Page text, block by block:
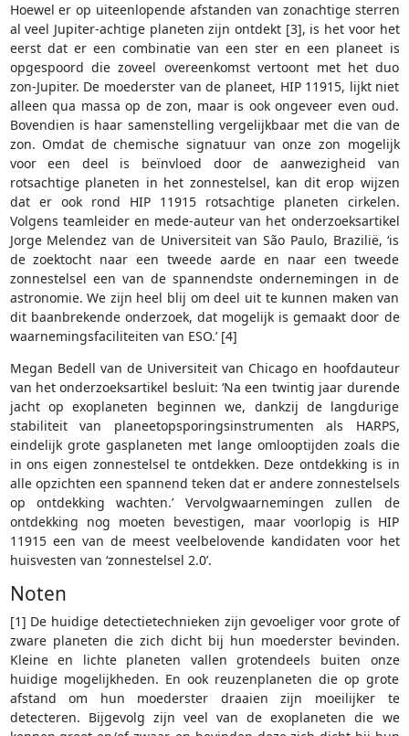
Hoewel er op uiteenlopende afstanden van zonachtige sterren
al veel Jupiter-achtige planeten zijn ontdekt [3], is het voor het
eerst dat er een combinatie van een ster en een planeet is
opgespoord die zoveel overeenkomst vertoont met het duo
zon-Jupiter. De moederster van de planeet, HIP 11915, lijkt niet
alleen qua massa op de zon, maar is ook ongeveer even oud.
Bovendien is haar samenstelling vergelijkbaar met die van de
zon. Omdat de chemische signatuur van onze zon mogelijk
voor een deel is beïnvloed door de aanwezigheid van
rotsachtige planeten in het zonnestelsel, kan dit erop wijzen
dat er ook rond HIP 11915 rotsachtige planeten cirkelen.
Volgens teamleider en mede-auteur van het onderzoeksartikel
Jorge Melendez van de Universiteit van São Paulo, Brazilië, ‘is
de zoektocht naar een tweede aarde en naar een tweede
zonnestelsel een van de spannendste ondernemingen in de
astronomie. We zijn heel blij om deel uit te kunnen maken van
dit baanbrekende onderzoek, dat mogelijk is gemaakt door de
waarnemingsfaciliteiten van ESO.’ [4]
Megan Bedell van de Universiteit van Chicago en hoofdauteur
van het onderzoeksartikel besluit: ‘Na een twintig jaar durende
jacht op exoplaneten beginnen we, dankzij de langdurige
stabiliteit van planeetopsporingsinstrumenten als HARPS,
eindelijk grote gasplaneten met lange omlooptijden zoals die
in ons eigen zonnestelsel te ontdekken. Deze ontdekking is in
alle opzichten een spannend teken dat er andere zonnestelsels
op ontdekking wachten.’ Vervolgwaarnemingen zullen de
ontdekking nog moeten bevestigen, maar voorlopig is HIP
11915 een van de meest veelbelovende kandidaten voor het
huisvesten van ‘zonnestelsel 2.0’.
Noten
[1] De huidige detectietechnieken zijn gevoeliger voor grote of
zware planeten die zich dicht bij hun moederster bevinden.
Kleine en lichte planeten vallen grotendeels buiten onze
huidige mogelijkheden. En ook reuzenplaneten die op grote
afstand om hun moederster draaien zijn moeilijker te
detecteren. Bijgevolg zijn veel van de exoplaneten die we